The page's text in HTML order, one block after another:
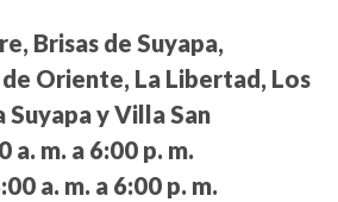
Brisas de Suyapa,
Oriente, La Libertad, Los
Suyapa y Villa San
a. m. a 6:00 p. m.
a. m. a 6:00 p. m.